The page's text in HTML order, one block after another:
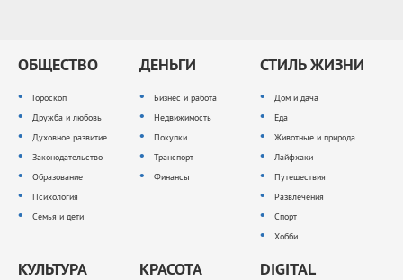
ОБЩЕСТВО
Гороскоп
Дружба и любовь
Духовное развитие
Законодательство
Образование
Психология
Семья и дети
ДЕНЬГИ
Бизнес и работа
Недвижимость
Покупки
Транспорт
Финансы
СТИЛЬ ЖИЗНИ
Дом и дача
Еда
Животные и природа
Лайфхаки
Путешествия
Развлечения
Спорт
Хобби
КУЛЬТУРА КРАСОТА DIGITAL